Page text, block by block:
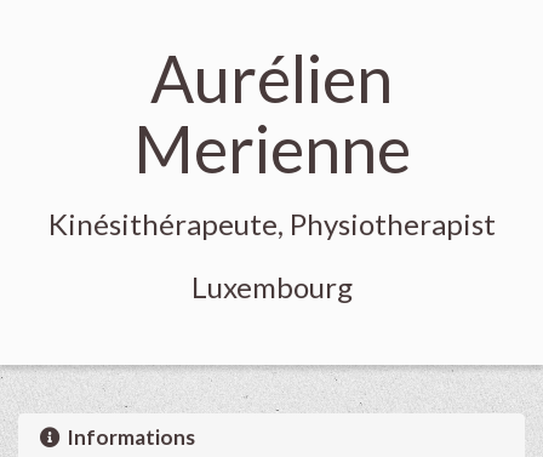
Aurélien
Merienne
Kinésithérapeute, Physiotherapist
Luxembourg
Informations